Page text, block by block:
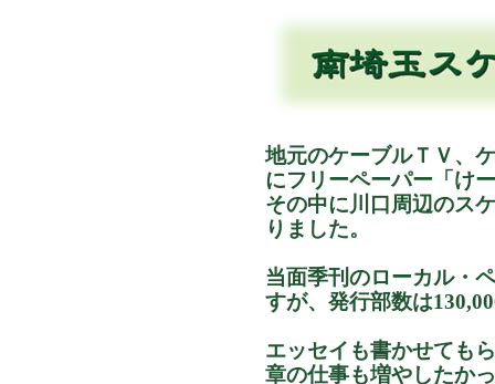
地元のケーブルＴＶ、
にフリーペーパー「け
その中に川口周辺のス
りました。
当面季刊のローカル・
すが、発行部数は
エッセイも書かせても
章の仕事も増やしたか